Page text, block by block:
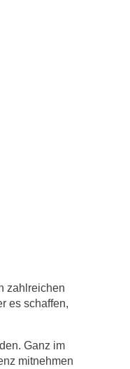
zahlreichen
es schaffen,
Ganz im
mitnehmen